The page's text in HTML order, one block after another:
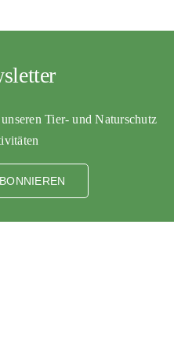
Tier- und Naturschutz